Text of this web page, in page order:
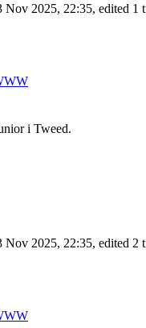
Nov 2025, 22:35, edited 1
i Tweed.
Nov 2025, 22:35, edited 2